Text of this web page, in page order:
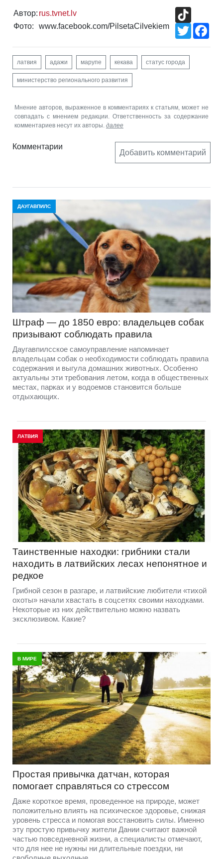
Автор: rus.tvnet.lv
Фото:
www.facebook.com/PilsetaCilvekiem
Twitter
латвия адажи марупе кекава статус города
министерство регионального развития
Мнение авторов, выраженное в комментариях к статьям, может не
совпадать с мнением редакции. Ответственность за содержание
комментариев несут их авторы. далее
Комментарии
Добавить комментарий
ДАУГАВПИЛС
Штраф — до 1850 евро: владельцев собак
призывают соблюдать правила
Даугавпилсское самоуправление напоминает
владельцам собак о необходимости соблюдать правила
содержания и выгула домашних животных. Особенно
актуальны эти требования летом, когда в общественных
местах, парках и у водоемов становится больше
отдыхающих.
ЛАТВИЯ
Таинственные находки: грибники стали
находить в латвийских лесах непонятное и
редкое
Грибной сезон в разгаре, и латвийские любители «тихой
охоты» начали хвастать в соцсетях своими находками.
Некоторые из них действительно можно назвать
эксклюзивом. Какие?
В МИРЕ
Простая привычка датчан, которая
помогает справляться со стрессом
Даже короткое время, проведенное на природе, может
положительно влиять на психическое здоровье, снижая
уровень стресса и помогая восстановить силы. Именно
эту простую привычку жители Дании считают важной
частью повседневной жизни, а специалисты отмечают,
что для нее не нужны ни длительные поездки, ни